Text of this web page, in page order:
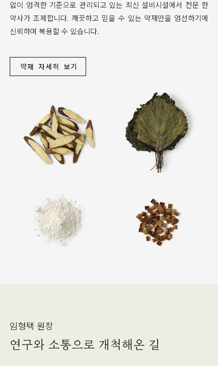
없이 엄격한 기준으로 관리되고 있는 최신 설비시설에서 전문 한
약사가 조제합니다. 깨끗하고 믿을 수 있는 약재만을 엄선하기에
신뢰하며 복용할 수 있습니다.
약재 자세히 보기
임형택 원장
연구와 소통으로 개척해온 길